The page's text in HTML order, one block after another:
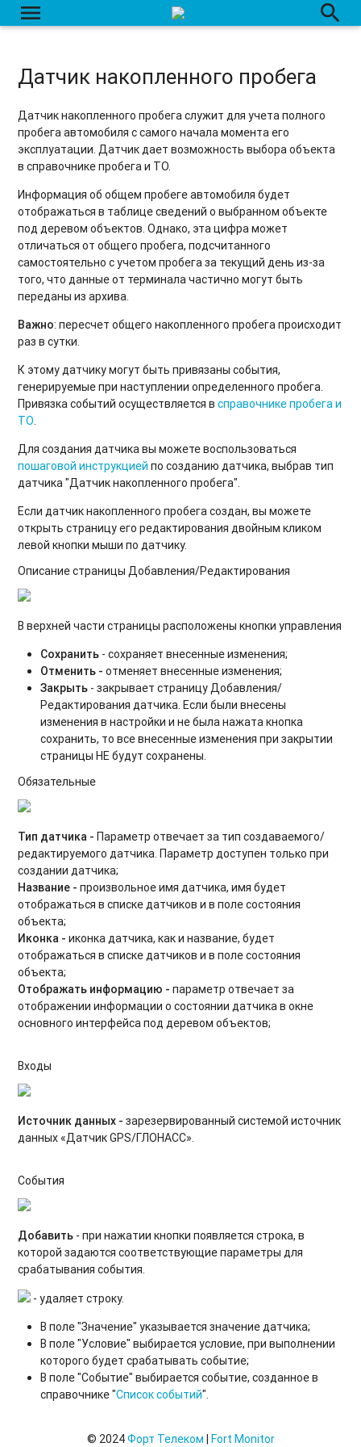
menu search
Датчик накопленного пробега
Датчик накопленного пробега служит для учета полного
пробега автомобиля с самого начала момента его
эксплуатации. Датчик дает возможность выбора объекта
в справочнике пробега и ТО.
Информация об общем пробеге автомобиля будет
отображаться в таблице сведений о выбранном объекте
под деревом объектов. Однако, эта цифра может
отличаться от общего пробега, подсчитанного
самостоятельно с учетом пробега за текущий день из-за
того, что данные от терминала частично могут быть
переданы из архива.
Важно: пересчет общего накопленного пробега происходит
раз в сутки.
К этому датчику могут быть привязаны события,
генерируемые при наступлении определенного пробега.
Привязка событий осуществляется всправочнике пробега и
ТО.
Для создания датчика вы можете воспользоваться
пошаговой инструкцией по созданию датчика, выбрав тип
датчика "Датчик накопленного пробега".
Если датчик накопленного пробега создан, вы можете
открыть страницу его редактирования двойным кликом
левой кнопки мыши по датчику.
Описание страницы Добавления/Редактирования
В верхней части страницы расположены кнопки управления
Сохранить - сохраняет внесенные изменения;
Отменить -отменяет внесенные изменения;
Закрыть - закрывает страницу Добавления/
Редактирования датчика. Если были внесены
изменения в настройки и не была нажата кнопка
сохранить, то все внесенные изменения при закрытии
страницы НЕ будут сохранены.
Обязательные
Тип датчика -Параметр отвечает за тип создаваемого/
редактируемого датчика. Параметр доступен только при
создании датчика;
Название -произвольное имя датчика, имя будет
отображаться в списке датчиков и в поле состояния
объекта;
Иконка -иконка датчика, как и название, будет
отображаться в списке датчиков и в поле состояния
объекта;
Отображать информацию -параметр отвечает за
отображении информации о состоянии датчика в окне
основного интерфейса под деревом объектов;
Входы
Источник данных -зарезервированный системой источник
данных «Датчик GPS/ГЛОНАСС».
События
Добавить - при нажатии кнопки появляется строка, в
которой задаются соответствующие параметры для
срабатывания события.
- удаляет строку.
В поле "Значение" указывается значение датчика;
В поле "Условие" выбирается условие, при выполнении
которого будет срабатывать событие;
В поле "Событие" выбирается событие, созданное в
справочнике "Список событий".
© 2024Форт Телеком | Fort Monitor